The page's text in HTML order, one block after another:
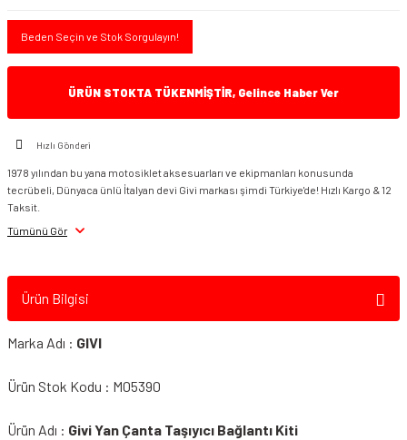
Beden Seçin ve Stok Sorgulayın!
ÜRÜN STOKTA TÜKENMİŞTİR, Gelince Haber Ver
Hızlı Gönderi
1978 yılından bu yana motosiklet aksesuarları ve ekipmanları konusunda
tecrübeli, Dünyaca ünlü İtalyan devi Givi markası şimdi Türkiye'de! Hızlı Kargo & 12
Taksit.
Tümünü Gör
Ürün Bilgisi
Marka Adı : GIVI
Ürün Stok Kodu : M05390
Ürün Adı : Givi Yan Çanta Taşıyıcı Bağlantı Kiti